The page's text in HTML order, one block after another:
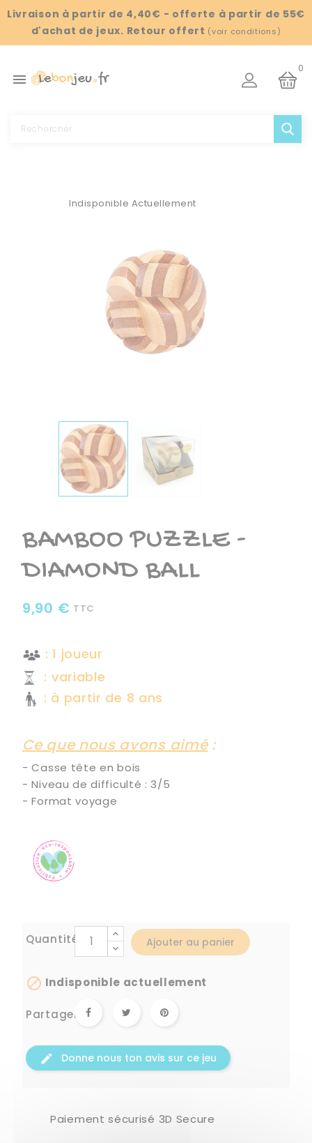
Livraison à partir de 4,40€ - offerte à partir de 55€
d'achat de jeux. Retour offert (voir conditions)

0
Indisponible Actuellement
BAMBOO PUZZLE -
DIAMOND BALL
9,90 € TTC
: 1 joueur
: variable
: à partir de 8 ans
Ce que nous avons aimé:
- Casse tête en bois
- Niveau de difficulté : 3/5
- Format voyage
Quantité Ajouter au panier
 Indisponible actuellement
Partager
Donne nous ton avis sur ce jeu
Paiement sécurisé 3D Secure
Panneau de gestion des cookies